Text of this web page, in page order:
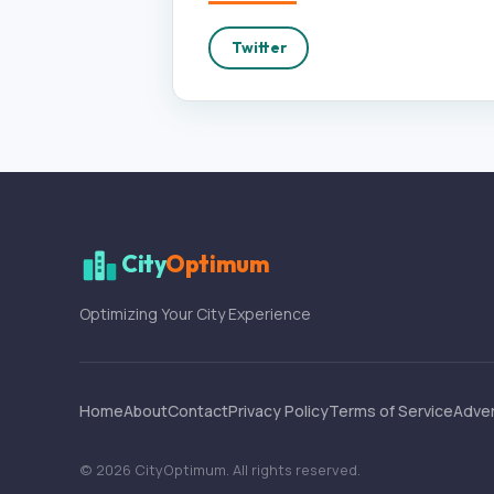
Twitter
CityOptimum
Optimizing Your City Experience
HomeAboutContactPrivacy PolicyTerms of Service
© 2026 CityOptimum. All rights reserved.